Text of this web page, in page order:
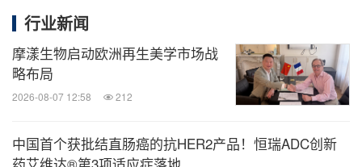
能性，或使其非常适合与其他癌症疗法联合使用。
关于FRESCO研究以及呋喹替尼在中国获批
呋喹替尼于2018年9月获
中国国家药品监督管理局（国家药监局）批准在中国
行业新闻
摩漾生物启动欧洲再生美学市场战
略布局
2026-08-07 12:58 212
中国首个获批结直肠癌的抗HER2产品！恒瑞ADC创新